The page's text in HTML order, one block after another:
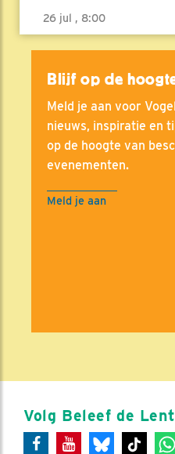
26 jul , 8:00
Blijf op de
Meld je aan voor
nieuws, inspiratie en
op de hoogte van
evenementen.
Meld je aan
Volg Beleef de